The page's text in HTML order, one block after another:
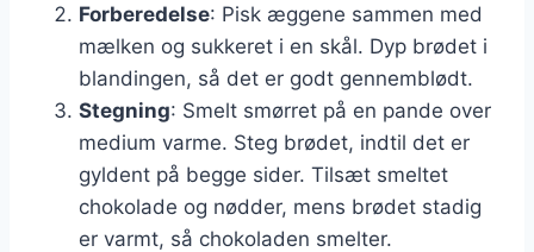
Forberedelse: Pisk æggene sammen med
mælken og sukkeret i en skål. Dyp brødet i
blandingen, så det er godt gennemblødt.
Stegning: Smelt smørret på en pande over
medium varme. Steg brødet, indtil det er
gyldent på begge sider. Tilsæt smeltet
chokolade og nødder, mens brødet stadig
er varmt, så chokoladen smelter.